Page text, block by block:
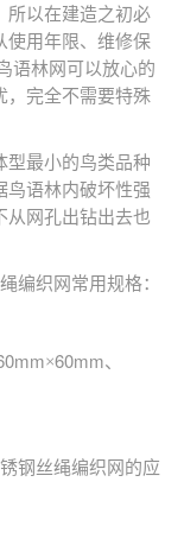
所以在建造之初必
使用年限、维修保
语林网可以放心的
，完全不需要特殊
型最小的鸟类品种
鸟语林内破坏性强
从网孔出钻出去也
编织网常用规格：
×60mm、
钢丝绳编织网的应